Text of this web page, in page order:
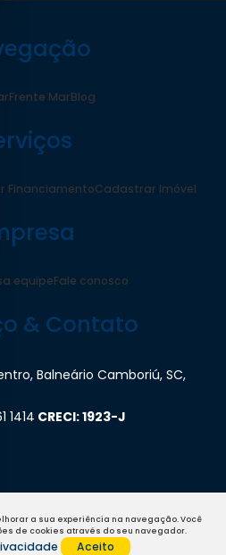
a sua experiência na navegação.Você
de cookies através do seu navegador.
Aceito
Frente MarBlog
FinanciamentoCadastrar Imóvel
equipeFale conosco
& Contato
, Balneário Camboriú, SC,
1414 CRECI: 1923-J